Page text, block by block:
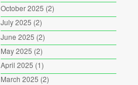
October 2025 (2)
July 2025 (2)
June 2025 (2)
May 2025 (2)
April 2025 (1)
March 2025 (2)